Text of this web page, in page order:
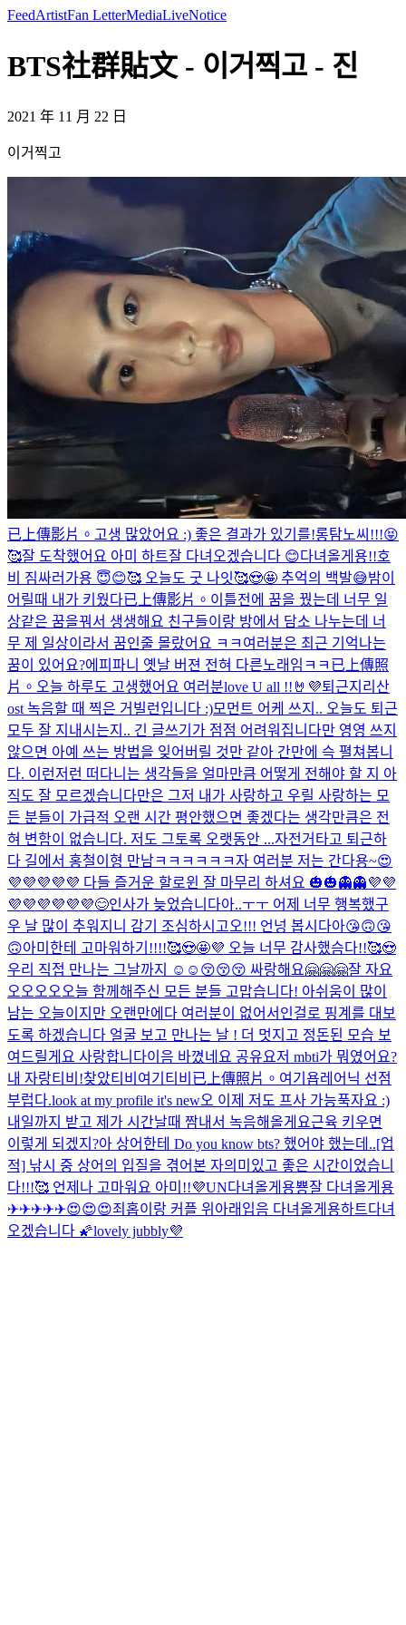
FeedArtistFan LetterMediaLiveNotice
BTS社群貼文 - 이거찍고 - 진
2021 年 11 月 22 日
이거찍고
已上傳影片。 고생 많았어요 :) 좋은 결과가 있기를!롱탐노씨!!!😝
🥰잘 도착했어요 아미 하트잘 다녀오겠습니다 😊다녀올게용!!호
비 짐싸러가용 😇😊🥰 오늘도 굿 나잇🥰😍🤩 추억의 백발😅밤이
어릴때 내가 키웠다已上傳影片。 이틀전에 꿈을 꿨는데 너무 일
상같은 꿈을꿔서 생생해요 친구들이랑 방에서 담소 나누는데 너
무 제 일상이라서 꿈인줄 몰랐어요 ㅋㅋ 여러분은 최근 기억나는
꿈이 있어요?에피파니 옛날 버젼 전혀 다른노래임ㅋㅋ 已上傳照
片。 오늘 하루도 고생했어요 여러분love U all !!🤘💜퇴근지리산
ost 녹음할 때 찍은 거 빌런입니다 :)모먼트 어케 쓰지.. 오늘도 퇴근
모두 잘 지내시는지.. 긴 글쓰기가 점점 어려워집니다만 영영 쓰지
않으면 아예 쓰는 방법을 잊어버릴 것만 같아 간만에 슥 펼쳐봅니
다. 이런저런 떠다니는 생각들을 얼마만큼 어떻게 전해야 할 지 아
직도 잘 모르겠습니다만은 그저 내가 사랑하고 우릴 사랑하는 모
든 분들이 가급적 오랜 시간 평안했으면 좋겠다는 생각만큼은 전
혀 변함이 없습니다. 저도 그토록 오랫동안 ...자전거타고 퇴근하
다 길에서 홍철이형 만남ㅋㅋㅋㅋㅋㅋ자 여러분 저는 간다용~😍
💜💜💜💜💜 다들 즐거운 할로윈 잘 마무리 하셔요 🎃🎃👻👻💜💜
💜💜💜💜💜💜😊인사가 늦었습니다아..ㅜㅜ 어제 너무 행복했구
우 날 많이 추워지니 감기 조심하시고오!!! 언넝 봅시다아😘🙃😘
🙃아미한테 고마워하기!!!!🥰😍🤩💜 오늘 너무 감사했슴다!!🥰😍
우리 직접 만나는 그날까지 ☺☺😚😚😚 싸랑해요🤗🤗🤗잘 자요
오오오오 오늘 함께해주신 모든 분들 고맙습니다! 아쉬움이 많이
남는 오늘이지만 오랜만에다 여러분이 없어서인걸로 핑계를 대보
도록 하겠습니다 얼굴 보고 만나는 날 ! 더 멋지고 정돈된 모습 보
여드릴게요 사랑합니다이 음 바꼈네요 공유요저 mbti가 뭐였어요?
내 자랑티비!찾았티비 여기티비 已上傳照片。 여기욥레어닉 선점
부럽다.look at my profile it's new오 이제 저도 프사 가능푹자요 :)
내일까지 받고 제가 시간날때 짬내서 녹음해올게요근육 키우면
이렇게 되겠지?아 상어한테 Do you know bts? 했어야 했는데..[업
적] 낚시 중 상어의 입질을 겪어본 자의미있고 좋은 시간이었습니
다!!!🥰 언제나 고마워요 아미!!💜UN다녀올게용뿅잘 다녀올게용
✈✈✈✈✈😍😍😍죄홉이랑 커플 위아래입음 다녀올게용하트다녀
오겠습니다 🌠lovely jubbly💜